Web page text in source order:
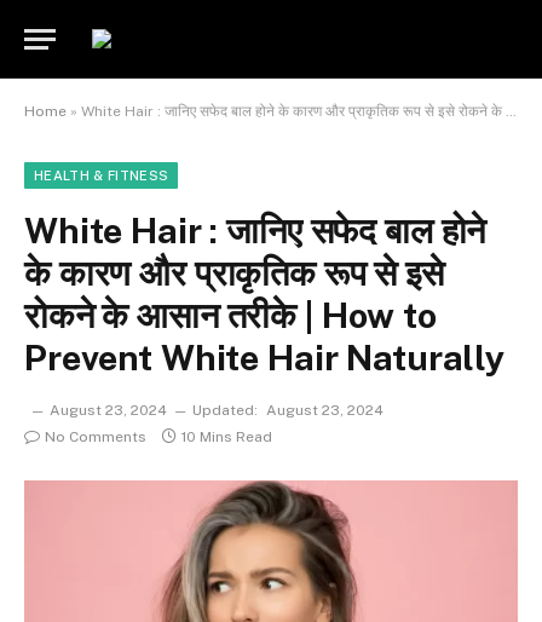
Home » White Hair : जानिए सफेद बाल होने के कारण और प्राकृतिक रूप से इसे रोकने के आसान तरीके | How to Prevent White Hair Naturally
HEALTH & FITNESS
White Hair : जानिए सफेद बाल होने
के कारण और प्राकृतिक रूप से इसे
रोकने के आसान तरीके | How to
Prevent White Hair Naturally
August 23, 2024 Updated: August 23, 2024
No Comments
10 Mins Read